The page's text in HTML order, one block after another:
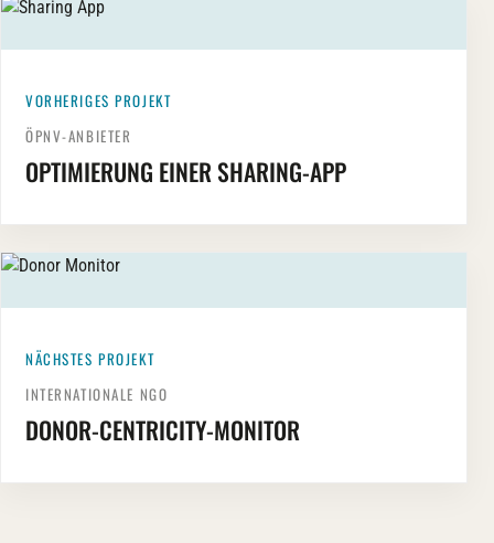
VORHERIGES PROJEKT
ÖPNV-ANBIETER
OPTIMIERUNG EINER SHARING-APP
NÄCHSTES PROJEKT
INTERNATIONALE NGO
DONOR-CENTRICITY-MONITOR